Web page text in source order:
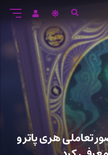
تعاملی هری پاتر و